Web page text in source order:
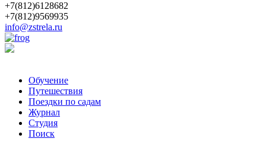
+7(812)6128682
+7(812)9569935
info@zstrela.ru
Обучение
Путешествия
Поездки по садам
Журнал
Студия
Поиск